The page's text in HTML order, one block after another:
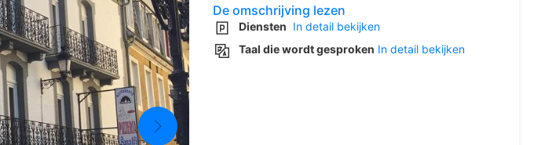
De omschrijving lezen
Diensten In detail bekijken
Taal die wordt gesproken In detail bekijken